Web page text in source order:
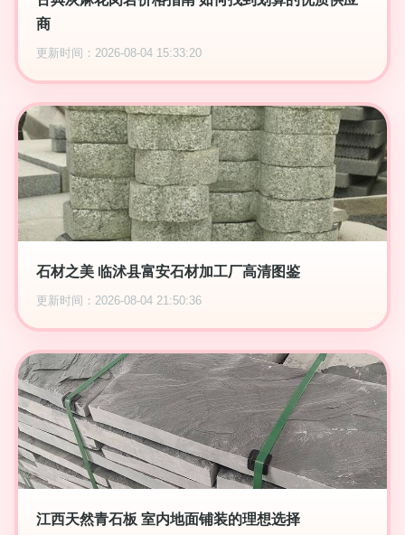
商
更新时间：2026-08-04 15:33:20
石材之美 临沭县富安石材加工厂高清图鉴
更新时间：2026-08-04 21:50:36
江西天然青石板 室内地面铺装的理想选择